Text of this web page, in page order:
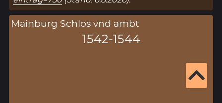
Mainburg Schlos vnd ambt
1542-1544